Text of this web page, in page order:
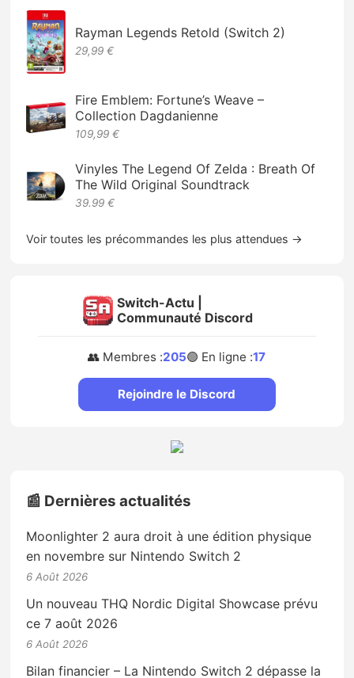
Rayman Legends Retold (Switch 2)
29,99 €
Fire Emblem: Fortune’s Weave –
Collection Dagdanienne
109,99 €
Vinyles The Legend Of Zelda : Breath Of
The Wild Original Soundtrack
39.99 €
Voir toutes les précommandes les plus attendues →
Switch-Actu |
Communauté Discord
👥 Membres :205🟢 En ligne :17
Rejoindre le Discord
📰 Dernières actualités
Moonlighter 2 aura droit à une édition physique
en novembre sur Nintendo Switch 2
6 Août 2026
Un nouveau THQ Nordic Digital Showcase prévu
ce 7 août 2026
6 Août 2026
Bilan financier – La Nintendo Switch 2 dépasse la